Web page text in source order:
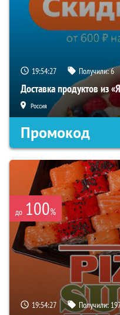
19:54:26 Получили:6
Доставка продуктов из
Россия
Промокод
до 100%
19:54:26 Получили: